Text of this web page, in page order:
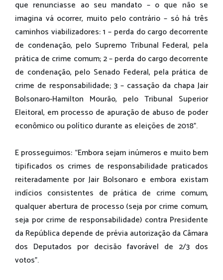
que renunciasse ao seu mandato – o que não se
imagina vá ocorrer, muito pelo contrário – só há três
caminhos viabilizadores: 1 – perda do cargo decorrente
de condenação, pelo Supremo Tribunal Federal, pela
prática de crime comum; 2 – perda do cargo decorrente
de condenação, pelo Senado Federal, pela prática de
crime de responsabilidade; 3 – cassação da chapa Jair
Bolsonaro-Hamilton Mourão, pelo Tribunal Superior
Eleitoral, em processo de apuração de abuso de poder
econômico ou político durante as eleições de 2018”.
E prosseguimos: “Embora sejam inúmeros e muito bem
tipificados os crimes de responsabilidade praticados
reiteradamente por Jair Bolsonaro e embora existam
indícios consistentes de prática de crime comum,
qualquer abertura de processo (seja por crime comum,
seja por crime de responsabilidade) contra Presidente
da República depende de prévia autorização da Câmara
dos Deputados por decisão favorável de 2/3 dos
votos”.